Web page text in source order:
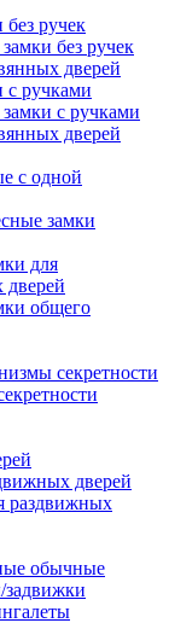
ручек
без ручек
дверей
с ручками
с ручками
дверей
с одной
замки
для
дверей
общего
секретности
дверей
раздвижных
обычные